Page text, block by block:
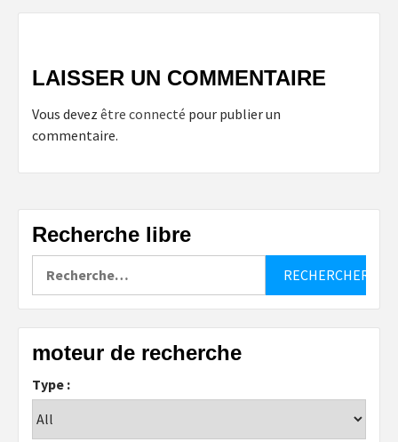
LAISSER UN COMMENTAIRE
Vous devez être connecté pour publier un
commentaire.
Recherche libre
moteur de recherche
Type :